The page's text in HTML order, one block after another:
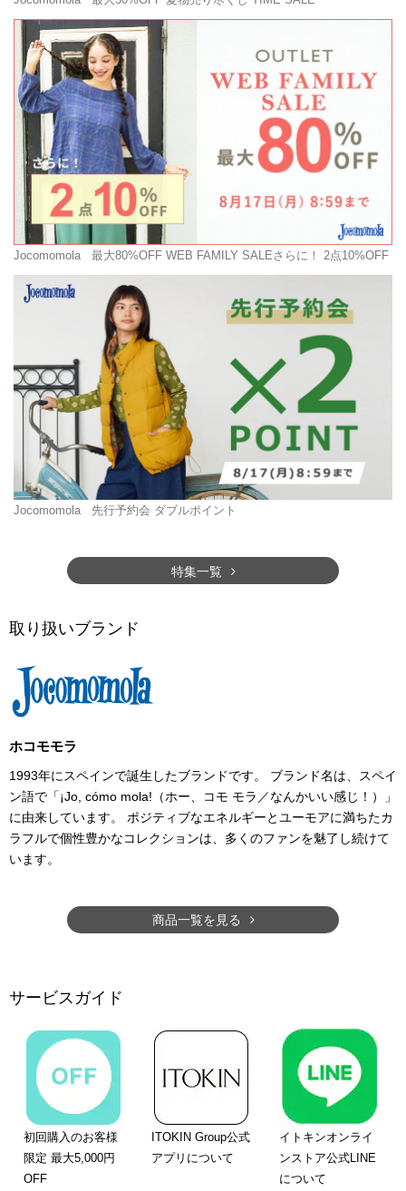
Jocomomola 最大80%OFF WEB FAMILY SALEさらに！ 2点10%OFF
Jocomomola 先行予約会 ダブルポイント
特集一覧
取り扱いブランド
ホコモモラ
1993年にスペインで誕生したブランドです。 ブランド名は、スペイ
ン語で「¡Jo, cómo mola!（ホー、コモ モラ／なんかいい感じ！）」
に由来しています。 ポジティブなエネルギーとユーモアに満ちたカ
ラフルで個性豊かなコレクションは、多くのファンを魅了し続けて
います。
商品一覧を見る
サービスガイド
初回購入のお客様
限定 最大5,000円
OFF
ITOKIN Group公式
アプリについて
イトキンオンライ
ンストア公式LINE
について